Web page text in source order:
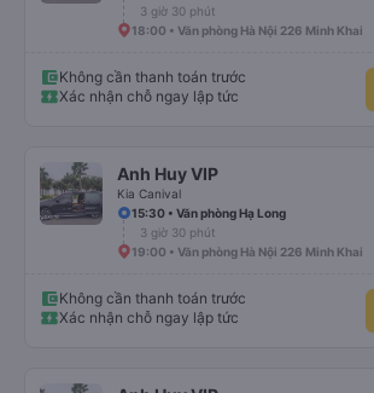
3 giờ 30 phút
18:00 • Văn phòng Hà Nội 226 Minh Khai
Không cần thanh toán trước
Xác nhận chỗ ngay lập tức
Anh Huy VIP
Kia Canival
15:30 • Văn phòng Hạ Long
3 giờ 30 phút
19:00 • Văn phòng Hà Nội 226 Minh Khai
Không cần thanh toán trước
Xác nhận chỗ ngay lập tức